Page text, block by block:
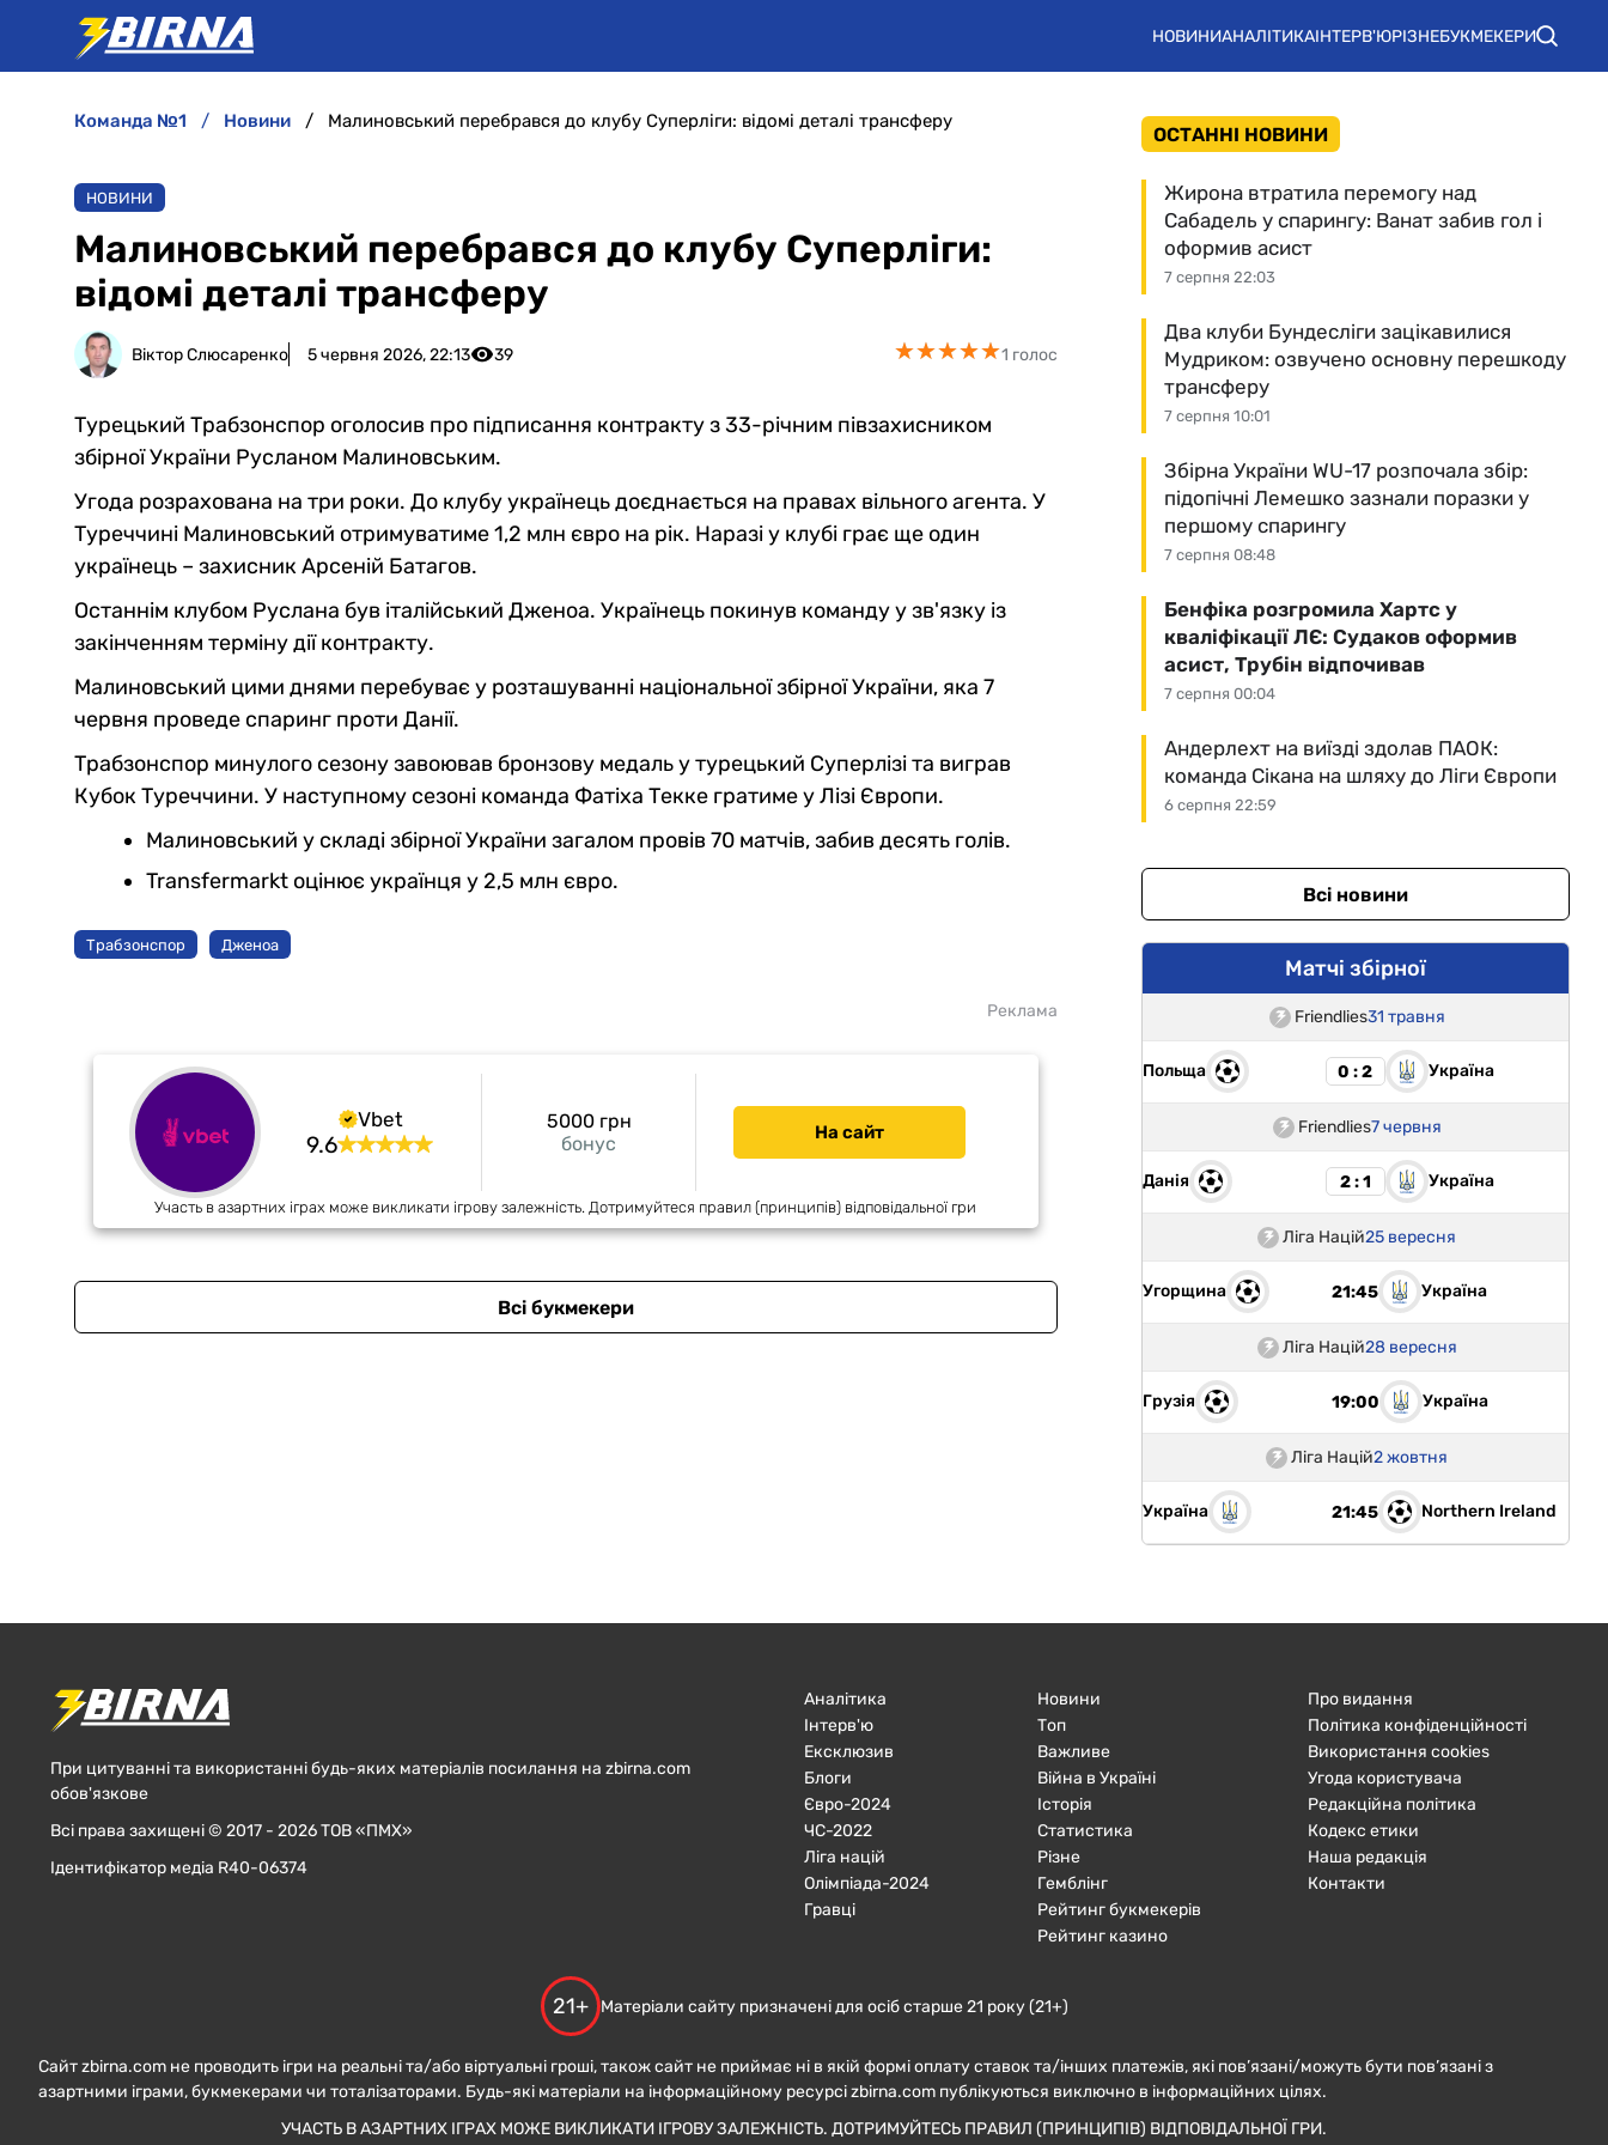
НОВИНИАНАЛІТИКАІНТЕРВ'ЮРІЗНЕБУКМЕКЕРИ
команда №1 новини Малиновський перебрався до клубу Суперліги: відомі деталі трансферу
НОВИНИ
Малиновський перебрався до клубу Суперліги:
відомі деталі трансферу
Віктор Слюсаренко 5 червня 2026, 22:13 39 ★★★★★
★★★★★1 голос
Турецький Трабзонспор оголосив про підписання контракту з 33-річним півзахисником
збірної України Русланом Малиновським.
Угода розрахована на три роки. До клубу українець доєднається на правах вільного агента. У
Туреччині Малиновський отримуватиме 1,2 млн євро на рік. Наразі у клубі грає ще один
українець – захисник Арсеній Батагов.
Останнім клубом Руслана був італійський Дженоа. Українець покинув команду у зв'язку із
закінченням терміну дії контракту.
Малиновський цими днями перебуває у розташуванні національної збірної України, яка 7
червня проведе спаринг проти Данії.
Трабзонспор минулого сезону завоював бронзову медаль у турецький Суперлізі та виграв
Кубок Туреччини. У наступному сезоні команда Фатіха Текке гратиме у Лізі Європи.
Малиновський у складі збірної України загалом провів 70 матчів, забив десять голів.
Transfermarkt оцінює українця у 2,5 млн євро.
Трабзонспор Дженоа
Реклама
Vbet
9.6 бонус
5000 грн На сайт
Участь в азартних іграх може викликати ігрову залежність. Дотримуйтеся правил (принципів) відповідальної гри
Всі букмекери
ОСТАННІ НОВИНИ
7 серпня 22:03
Жирона втратила перемогу над
Сабадель у спарингу: Ванат забив гол і
оформив асист
7 серпня 10:01
Два клуби Бундесліги зацікавилися
Мудриком: озвучено основну перешкоду
трансферу
7 серпня 08:48
Збірна України WU-17 розпочала збір:
підопічні Лемешко зазнали поразки у
першому спарингу
7 серпня 00:04
Бенфіка розгромила Хартс у
кваліфікації ЛЄ: Судаков оформив
асист, Трубін відпочивав
6 серпня 22:59
Андерлехт на виїзді здолав ПАОК:
команда Сікана на шляху до Ліги Європи
Всі новини
Матчі збірної
Friendlies31 травня
Польща 0 : 2 Україна
Friendlies7 червня
Данія 2 : 1 Україна
Ліга Націй25 вересня
Угорщина 21:45 Україна
Ліга Націй28 вересня
Грузія 19:00 Україна
Ліга Націй2 жовтня
Україна 21:45 Northern Ireland
При цитуванні та використанні будь-яких матеріалів посилання на zbirna.com
обов'язкове
Всі права захищені © 2017 - 2026 ТОВ «ПМХ»
Ідентифікатор медіа R40-06374
Аналітика
Інтерв'ю
Ексклюзив
Блоги
Євро-2024
ЧC-2022
Ліга націй
Олімпіада-2024
Гравці
Новини
Топ
Важливе
Війна в Україні
Історія
Статистика
Різне
Гемблінг
Рейтинг букмекерів
Рейтинг казино
Про видання
Політика конфіденційності
Використання cookies
Угода користувача
Редакційна політика
Кодекс етики
Наша редакція
Контакти
21+ Матеріали сайту призначені для осіб старше 21 року (21+)
Сайт zbirna.com не проводить ігри на реальні та/або віртуальні гроші, також сайт не приймає ні в якій формі оплату ставок та/інших платежів, які пов’язані/можуть бути пов’язані з
азартними іграми, букмекерами чи тоталізаторами. Будь-які матеріали на інформаційному ресурсі zbirna.com публікуються виключно в інформаційних цілях.
УЧАСТЬ В АЗАРТНИХ ІГРАХ МОЖЕ ВИКЛИКАТИ ІГРОВУ ЗАЛЕЖНІСТЬ. ДОТРИМУЙТЕСЬ ПРАВИЛ (ПРИНЦИПІВ) ВІДПОВІДАЛЬНОЇ ГРИ.